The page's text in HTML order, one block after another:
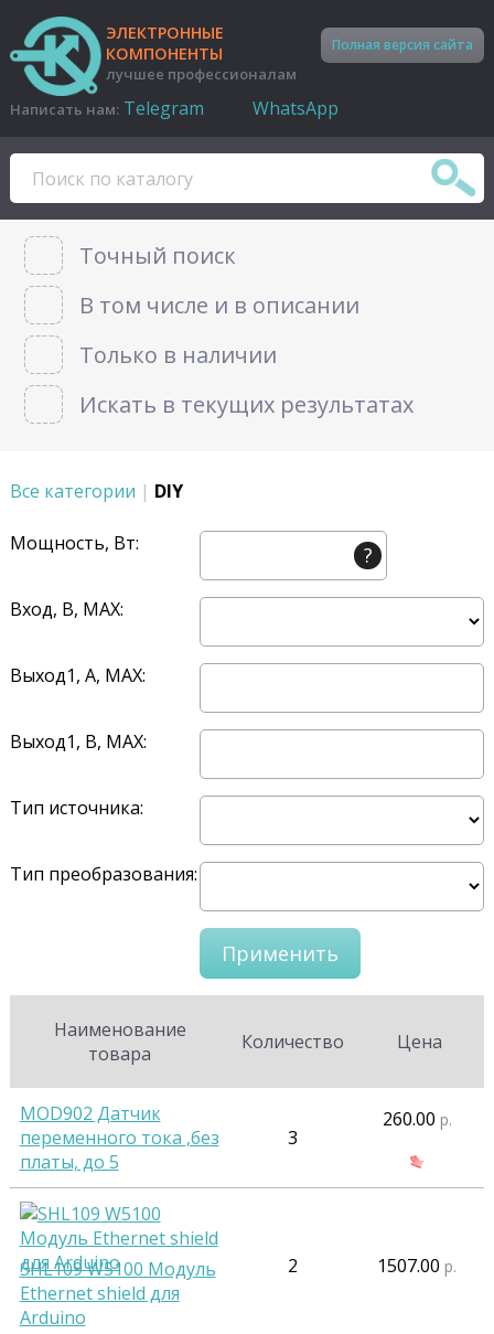
ЭЛЕКТРОННЫЕ
КОМПОНЕНТЫ
лучшее профессионалам
Полная версия сайта
Написать нам: Telegram WhatsApp
Точный поиск
В том числе и в описании
Только в наличии
Искать в текущих результатах
Все категории | DIY
Мощность, Вт: ?
Вход, В, MAX:
Выход1, A, MAX:
Выход1, В, MAX:
Тип источника:
Тип преобразования:
Наименование
товара
Количество Цена
MOD902 Датчик
переменного тока ,без
платы, до 5
3
260.00 р.
SHL109 W5100 Модуль
Ethernet shield для
Arduino
2 1507.00 р.